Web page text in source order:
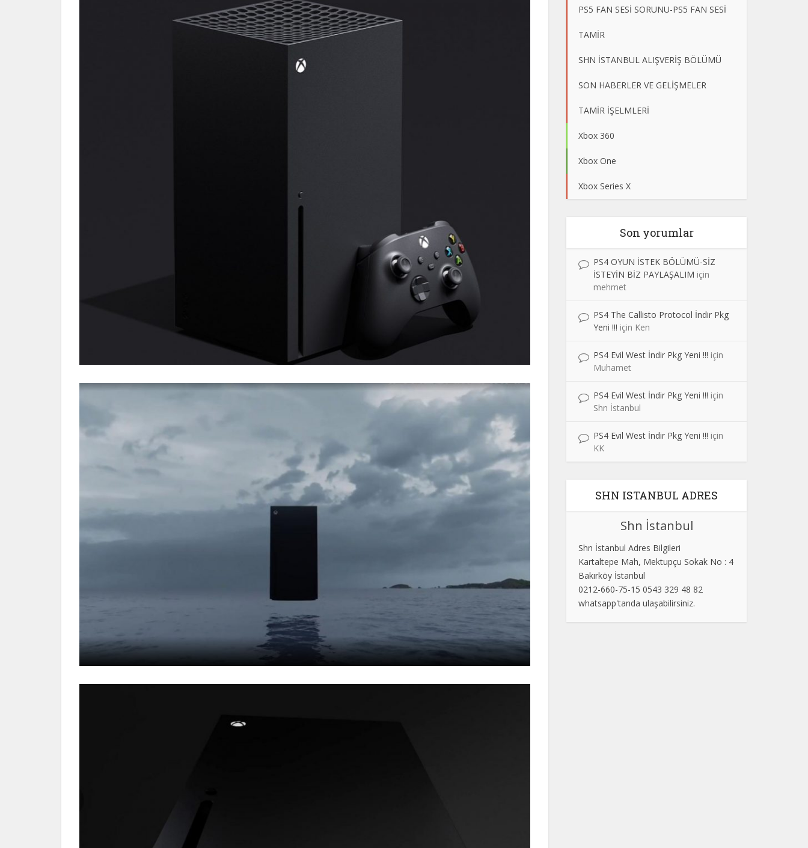
PS5 FAN SESİ SORUNU-PS5 FAN SESİ
TAMİR
SHN İSTANBUL ALIŞVERİŞ BÖLÜMÜ
SON HABERLER VE GELİŞMELER
TAMİR İŞELMLERİ
Xbox 360
Xbox One
Xbox Series X
Son yorumlar
PS4 OYUN İSTEK BÖLÜMÜ-SİZ
İSTEYİN BİZ PAYLAŞALIM için
mehmet
PS4 The Callisto Protocol İndir Pkg
Yeni !!! için Ken
PS4 Evil West İndir Pkg Yeni !!! için
Muhamet
PS4 Evil West İndir Pkg Yeni !!! için
Shn İstanbul
PS4 Evil West İndir Pkg Yeni !!! için
KK
SHN ISTANBUL ADRES
Shn İstanbul
Shn İstanbul Adres Bilgileri
Kartaltepe Mah, Mektupçu Sokak No : 4
Bakırköy İstanbul
0212-660-75-15 0543 329 48 82
whatsapp'tanda ulaşabilirsiniz.